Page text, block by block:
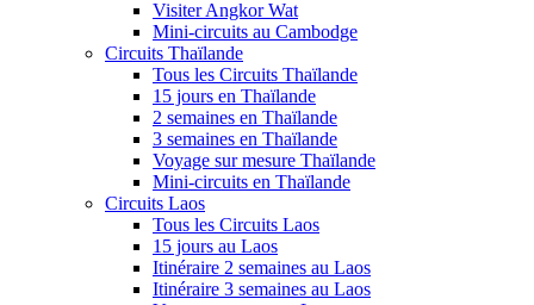
Visiter Angkor Wat
Mini-circuits au Cambodge
Circuits Thaïlande
Tous les Circuits Thaïlande
15 jours en Thaïlande
2 semaines en Thaïlande
3 semaines en Thaïlande
Voyage sur mesure Thaïlande
Mini-circuits en Thaïlande
Circuits Laos
Tous les Circuits Laos
15 jours au Laos
Itinéraire 2 semaines au Laos
Itinéraire 3 semaines au Laos